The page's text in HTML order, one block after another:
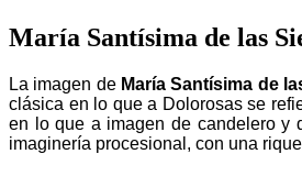
María Santísima de las
La imagen de María Santísima de
clásica en lo que a Dolorosas se
en lo que a imagen de candelero y
imaginería procesional, con una